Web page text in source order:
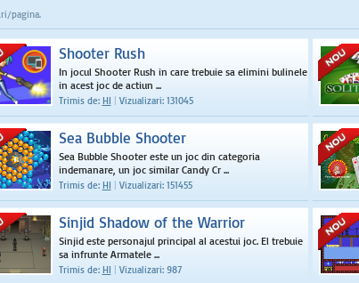
pagina.
Shooter Rush
In jocul Shooter Rush in care trebuie sa elimini bulinele
in acest joc de actiun ...
Trimis de: HI Vizualizari: 131045
Sea Bubble Shooter
Sea Bubble Shooter este un joc din categoria
indemanare, un joc similar Candy Cr ...
Trimis de: HI Vizualizari: 151455
Sinjid Shadow of the Warrior
Sinjid este personajul principal al acestui joc. El trebuie
sa infrunte Armatele ...
Trimis de: HI Vizualizari: 987